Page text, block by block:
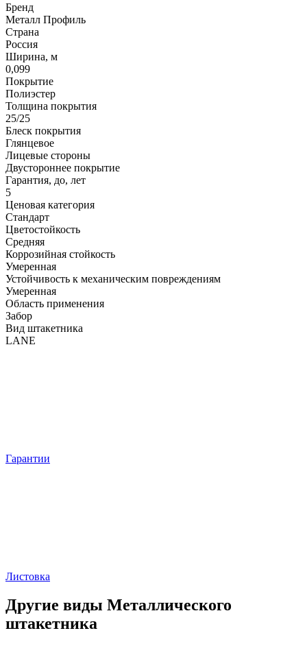
Бренд
Металл Профиль
Страна
Россия
Ширина, м
0,099
Покрытие
Полиэстер
Толщина покрытия
25/25
Блеск покрытия
Глянцевое
Лицевые стороны
Двустороннее покрытие
Гарантия, до, лет
5
Ценовая категория
Стандарт
Цветостойкость
Средняя
Коррозийная стойкость
Умеренная
Устойчивость к механическим повреждениям
Умеренная
Область применения
Забор
Вид штакетника
LАNE
Гарантии
Листовка
Другие виды Металлического
штакетника